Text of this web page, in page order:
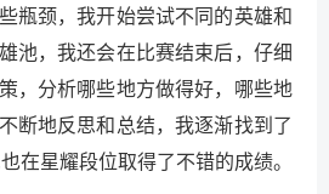
瓶颈，我开始尝试不同的英雄和
池，我还会在比赛结束后，仔细
，分析哪些地方做得好，哪些地
断地反思和总结，我逐渐找到了
在星耀段位取得了不错的成绩。